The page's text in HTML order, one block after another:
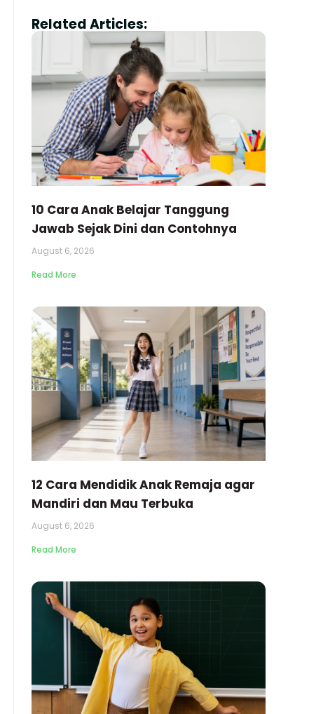
Related Articles:
10 Cara Anak Belajar Tanggung
Jawab Sejak Dini dan Contohnya
August 6, 2026
Read More
12 Cara Mendidik Anak Remaja agar
Mandiri dan Mau Terbuka
August 6, 2026
Read More